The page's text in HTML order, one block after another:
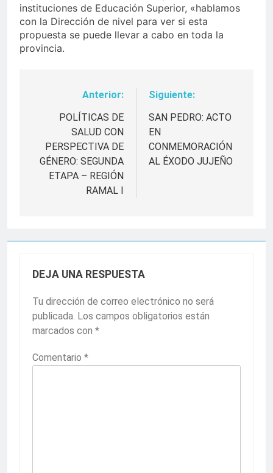
instituciones de Educación Superior, «hablamos
con la Dirección de nivel para ver si esta
propuesta se puede llevar a cabo en toda la
provincia.
Navegación
entradas
Anterior:
POLÍTICAS DE
SALUD CON
PERSPECTIVA DE
GÉNERO: SEGUNDA
ETAPA – REGIÓN
RAMAL I
Siguiente:
SAN PEDRO: ACTO
EN
CONMEMORACIÓN
AL ÉXODO JUJEÑO
DEJA UNA RESPUESTA
Tu dirección de correo electrónico no será
publicada. Los campos obligatorios están
marcados con *
Comentario *